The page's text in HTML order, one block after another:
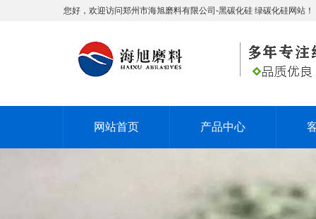
您好，欢迎访问郑州市海旭磨料有限公司-黑碳化硅 绿碳化硅网站！
网站首页 产品中心